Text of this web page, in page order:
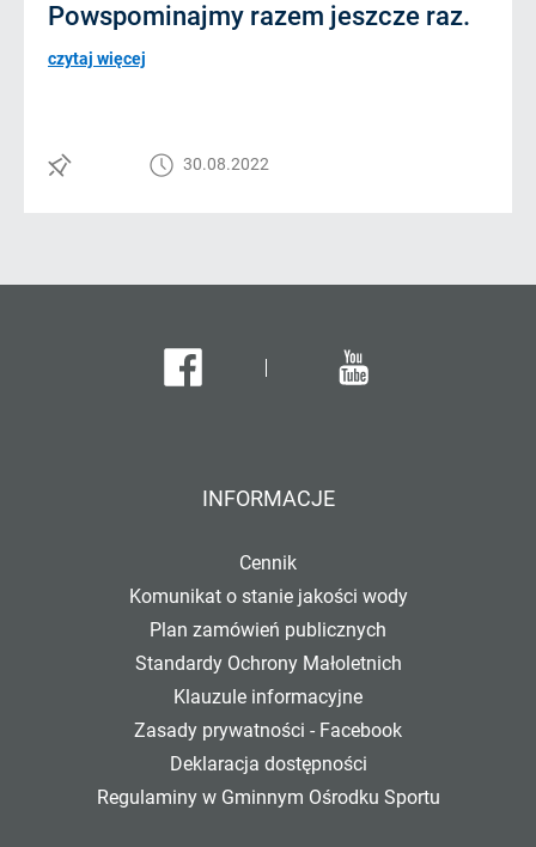
Powspominajmy razem jeszcze raz.
czytaj więcej
30.08.2022
Facebook Youtube
INFORMACJE
Cennik
Komunikat o stanie jakości wody
Plan zamówień publicznych
Standardy Ochrony Małoletnich
Klauzule informacyjne
Zasady prywatności - Facebook
Deklaracja dostępności
Regulaminy w Gminnym Ośrodku Sportu